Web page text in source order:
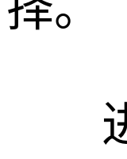
进